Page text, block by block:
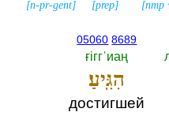
[nmp
[prep]
[n-pr-gent]
05060 8689
ғiггˈиаң
הִגִּֽיעַ׃
достигшей